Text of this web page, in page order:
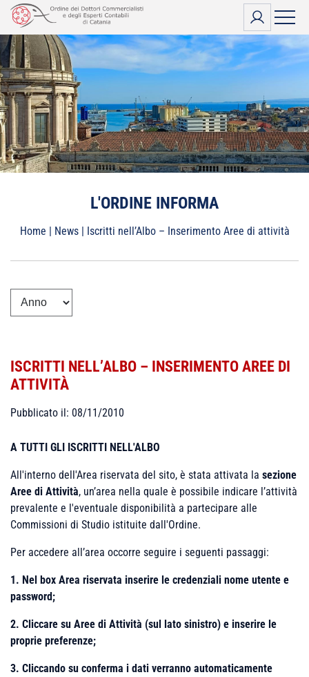
Vai
contenuto
L'ORDINE INFORMA
Home | News| Iscritti nell’Albo – Inserimento Aree di attività
ISCRITTI NELL’ALBO – INSERIMENTO AREE DI
ATTIVITÀ
Pubblicato il: 08/11/2010
A TUTTI GLI ISCRITTI NELL'ALBO
All'interno dell'Area riservata del sito, è stata attivata la sezione
Aree di Attività, un’area nella quale è possibile indicare l’attività
prevalente e l'eventuale disponibilità a partecipare alle
Commissioni di Studio istituite dall'Ordine.
Per accedere all’area occorre seguire i seguenti passaggi:
1. Nel box Area riservata inserire le credenziali nome utente e
password;
2. Cliccare su Aree di Attività (sul lato sinistro) e inserire le
proprie preferenze;
3. Cliccando su conferma i dati verranno automaticamente